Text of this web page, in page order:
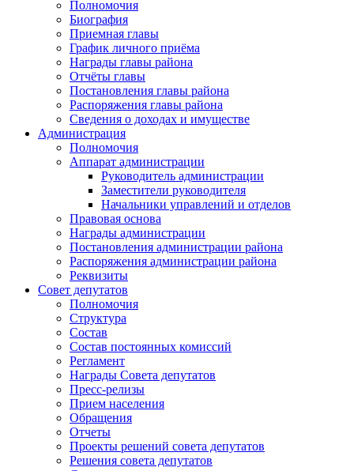
Полномочия
Биография
Приемная главы
График личного приёма
Награды главы района
Отчёты главы
Постановления главы района
Распоряжения главы района
Сведения о доходах и имуществе
Администрация
Полномочия
Аппарат администрации
Руководитель администрации
Заместители руководителя
Начальники управлений и отделов
Правовая основа
Награды администрации
Постановления администрации района
Распоряжения администрации района
Реквизиты
Совет депутатов
Полномочия
Структура
Состав
Состав постоянных комиссий
Регламент
Награды Совета депутатов
Пресс-релизы
Прием населения
Обращения
Отчеты
Проекты решений совета депутатов
Решения совета депутатов